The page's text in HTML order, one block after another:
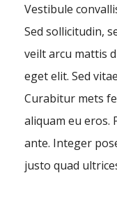
Vestibule
Sed sollicitudin,
veilt arcu mattis
eget elit. Sed
Curabitur mets
aliquam eu eros.
ante. Integer
justo quad